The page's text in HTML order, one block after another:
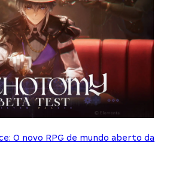
O novo RPG de mundo aberto da